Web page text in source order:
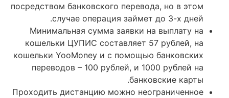
посредством банковского перевода, но в этом
случае операция займет до 3-х дней.
Минимальная сумма заявки на выплату на
кошельки ЦУПИС составляет 57 рублей, на
кошельки YooMoney и с помощью банковских
переводов – 100 рублей, и 1000 рублей на
банковские карты.
Проходить дистанцию можно неограниченное